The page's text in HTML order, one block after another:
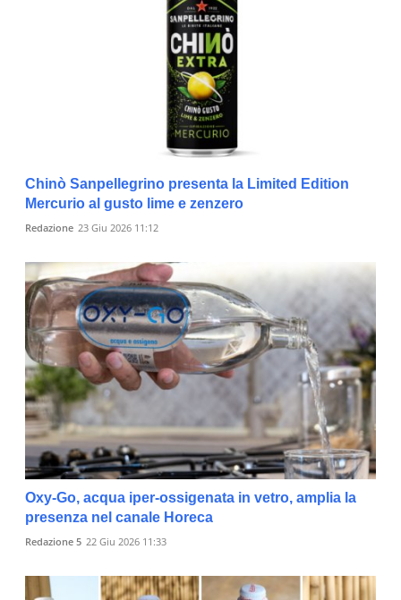
Chinò Sanpellegrino presenta la Limited Edition
Mercurio al gusto lime e zenzero
Redazione 23 Giu 2026 11:12
Oxy-Go, acqua iper-ossigenata in vetro, amplia la
presenza nel canale Horeca
Redazione 5 22 Giu 2026 11:33